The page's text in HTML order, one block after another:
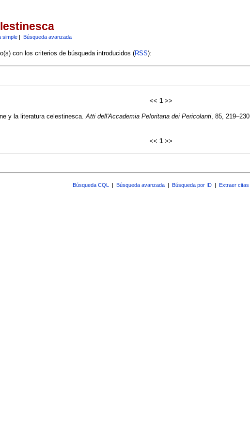
simple| Búsqueda avanzada
con los criterios de búsqueda introducidos (RSS):
<< 1>>
y la literatura celestinesca. Atti dell'Accademia Peloritana dei Pericolanti, 85, 219–230.
<< 1>>
Búsqueda CQL | Búsqueda avanzada | Búsqueda por ID | Extraer citas